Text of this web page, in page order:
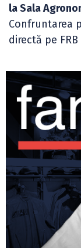
la Sala
Confruntarea
directă pe